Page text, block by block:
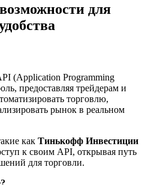
для
(Application Programming
предоставляя трейдерам и
торговлю,
рынок в реальном
как Тинькофф Инвестиции
к своим API, открывая путь
для торговли.